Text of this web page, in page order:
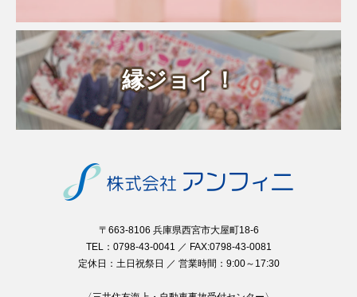
縁ジョイ！
〒663-8106 兵庫県西宮市大屋町18-6
TEL：0798-43-0041 ／ FAX:0798-43-0081
定休日：土日祝祭日 ／ 営業時間：9:00～17:30